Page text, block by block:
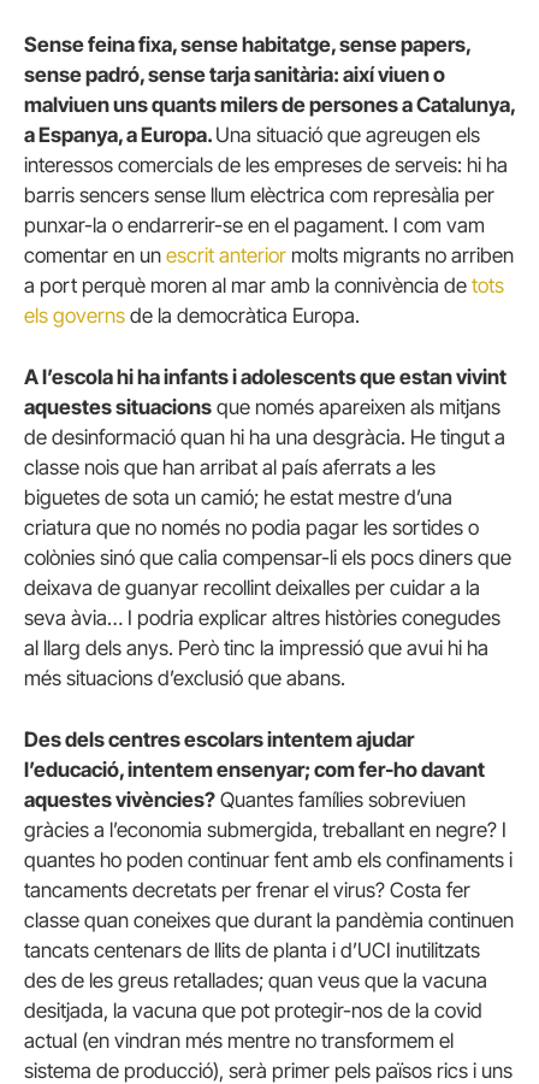
Sense feina fixa, sense habitatge, sense papers,
sense padró, sense tarja sanitària: així viuen o
malviuen uns quants milers de persones a Catalunya,
a Espanya, a Europa. Una situació que agreugen els
interessos comercials de les empreses de serveis: hi ha
barris sencers sense llum elèctrica com represàlia per
punxar-la o endarrerir-se en el pagament. I com vam
comentar en un escrit anterior molts migrants no arriben
a port perquè moren al mar amb la connivència de tots
els governs de la democràtica Europa.
A l’escola hi ha infants i adolescents que estan vivint
aquestes situacions que només apareixen als mitjans
de desinformació quan hi ha una desgràcia. He tingut a
classe nois que han arribat al país aferrats a les
biguetes de sota un camió; he estat mestre d’una
criatura que no només no podia pagar les sortides o
colònies sinó que calia compensar-li els pocs diners que
deixava de guanyar recollint deixalles per cuidar a la
seva àvia… I podria explicar altres històries conegudes
al llarg dels anys. Però tinc la impressió que avui hi ha
més situacions d’exclusió que abans.
Des dels centres escolars intentem ajudar
l’educació, intentem ensenyar; com fer-ho davant
aquestes vivències? Quantes famílies sobreviuen
gràcies a l’economia submergida, treballant en negre? I
quantes ho poden continuar fent amb els confinaments i
tancaments decretats per frenar el virus? Costa fer
classe quan coneixes que durant la pandèmia continuen
tancats centenars de llits de planta i d’UCI inutilitzats
des de les greus retallades; quan veus que la vacuna
desitjada, la vacuna que pot protegir-nos de la covid
actual (en vindran més mentre no transformem el
sistema de producció), serà primer pels països rics i uns